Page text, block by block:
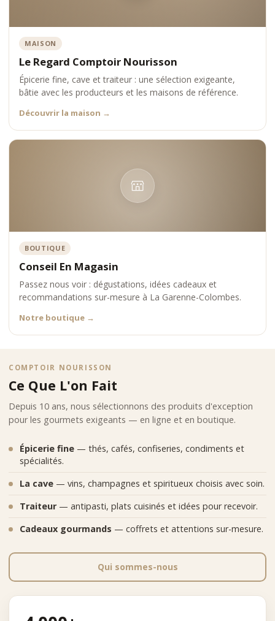
MAISON
Le Regard Comptoir Nourisson
Épicerie fine, cave et traiteur : une sélection exigeante,
bâtie avec les producteurs et les maisons de référence.
Découvrir la maison →
BOUTIQUE
Conseil En Magasin
Passez nous voir : dégustations, idées cadeaux et
recommandations sur-mesure à La Garenne-Colombes.
Notre boutique →
COMPTOIR NOURISSON
Ce Que L'on Fait
Depuis 10 ans, nous sélectionnons des produits d'exception
pour les gourmets exigeants — en ligne et en boutique.
Épicerie fine — thés, cafés, confiseries, condiments et
spécialités.
La cave — vins, champagnes et spiritueux choisis avec soin.
Traiteur — antipasti, plats cuisinés et idées pour recevoir.
Cadeaux gourmands — coffrets et attentions sur-mesure.
Qui sommes-nous